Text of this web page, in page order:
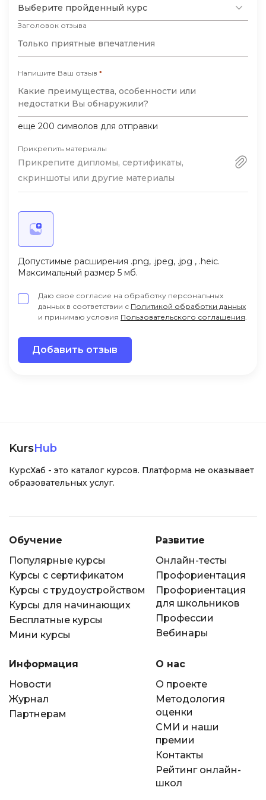
Выберите пройденный курс
Заголовок отзыва
Напишите Ваш отзыв *
еще 200 символов для отправки
Прикрепить материалы
Прикрепите дипломы, сертификаты,
скриншоты или другие материалы
Допустимые расширения .png, .jpeg, .jpg , .heic.
Максимальный размер 5 мб.
Даю свое согласие на обработку персональных
данных в соответствии с Политикой обработки данных
и принимаю условия Пользовательского соглашения
Добавить отзыв
KursHub
КурсХаб - это каталог курсов. Платформа не оказывает
образовательных услуг.
Обучение
Популярные курсы
Курсы с сертификатом
Курсы с трудоустройством
Курсы для начинающих
Бесплатные курсы
Мини курсы
Развитие
Онлайн-тесты
Профориентация
Профориентация
для школьников
Профессии
Вебинары
Информация
Новости
Журнал
Партнерам
О нас
О проекте
Методология
оценки
СМИ и наши
премии
Контакты
Рейтинг онлайн-
школ